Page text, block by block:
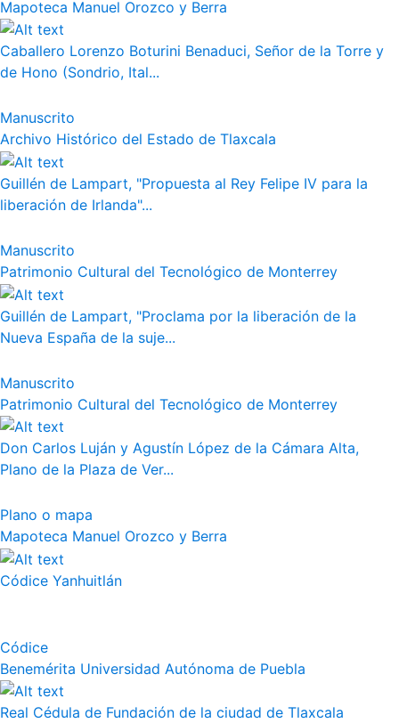
Mapoteca Manuel Orozco y Berra
Caballero Lorenzo Boturini Benaduci, Señor de la Torre y
de Hono (Sondrio, Ital...
Manuscrito
Archivo Histórico del Estado de Tlaxcala
Guillén de Lampart, "Propuesta al Rey Felipe IV para la
liberación de Irlanda"...
Manuscrito
Patrimonio Cultural del Tecnológico de Monterrey
Guillén de Lampart, "Proclama por la liberación de la
Nueva España de la suje...
Manuscrito
Patrimonio Cultural del Tecnológico de Monterrey
Don Carlos Luján y Agustín López de la Cámara Alta,
Plano de la Plaza de Ver...
Plano o mapa
Mapoteca Manuel Orozco y Berra
Códice Yanhuitlán
Códice
Benemérita Universidad Autónoma de Puebla
Real Cédula de Fundación de la ciudad de Tlaxcala